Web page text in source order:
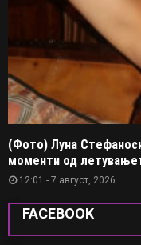
(Фото) Луна
моменти од
12:01 - 7 август, 2026
FACEBOOK